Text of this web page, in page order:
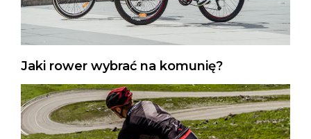
Jaki rower wybrać na komunię?